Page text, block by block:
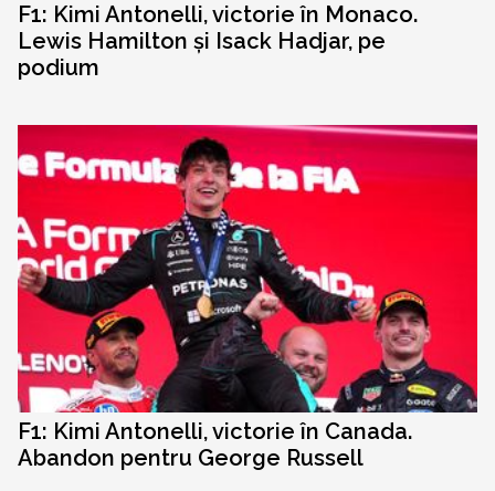
F1: Kimi Antonelli, victorie în Monaco.
Lewis Hamilton și Isack Hadjar, pe
podium
F1: Kimi Antonelli, victorie în Canada.
Abandon pentru George Russell